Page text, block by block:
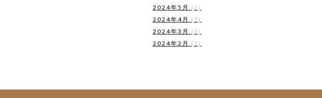
2024年5月 (1)
2024年4月 (3)
2024年3月 (3)
2024年2月 (2)